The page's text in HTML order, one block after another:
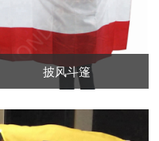
披风斗篷